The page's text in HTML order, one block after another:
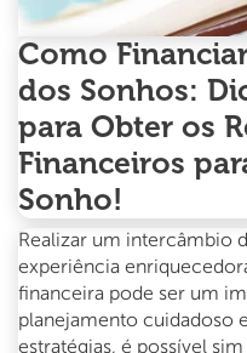
Como
dos Sonhos:
para Obter os
Financeiros
Sonho!
Realizar um intercâmbio
experiência
financeira pode ser um
planejamento cuidadoso
estratégias, é possível